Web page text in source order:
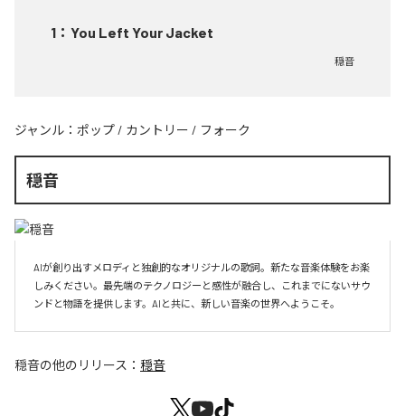
1 ： You Left Your Jacket
穏音
ジャンル： ポップ / カントリー / フォーク
穏音
AIが創り出すメロディと独創的なオリジナルの歌詞。新たな音楽体験をお楽
しみください。最先端のテクノロジーと感性が融合し、これまでにないサウ
ンドと物語を提供します。AIと共に、新しい音楽の世界へようこそ。
穏音の他のリリース： 穏音